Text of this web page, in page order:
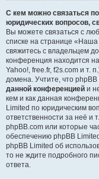
С кем можно связаться
юридических вопросов,
Вы можете связаться с
списке на странице
свяжитесь с владельцем
конференция находится
Yahoo!, free.fr, f2s.com и т.
домена. Учтите, что phpBB
данной конференцией и
кем и как данная
Limited по юридическим
ответственности за неё и
phpBB.com или которые
обеспечению phpBB
phpBB Limited об
то не ждите подробного
ответа.